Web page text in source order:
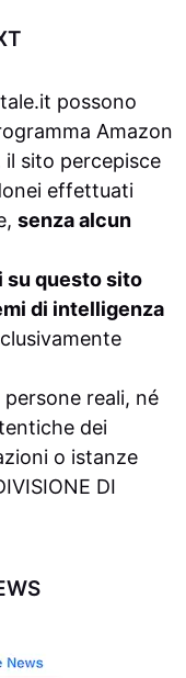
possono
Amazon
il sito percepisce
effettuati
senza alcun
su questo sito
di intelligenza
reali, né
dei
o istanze
DI